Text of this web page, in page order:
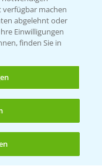
verfügbar machen
abgelehnt oder
Einwilligungen
finden Sie in